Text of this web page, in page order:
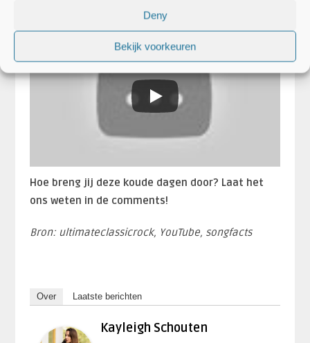
Deny
Bekijk voorkeuren
rockband op nummer 1, in onze top 10 lijst, staat!
Hoe breng jij deze koude dagen door? Laat het
ons weten in de comments!
Bron: ultimateclassicrock, YouTube, songfacts
Over Laatste berichten
Kayleigh Schouten